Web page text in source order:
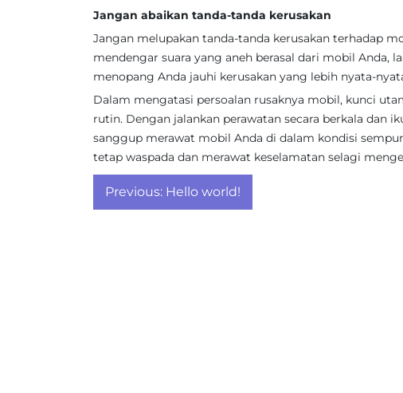
Jangan abaikan tanda-tanda kerusakan
Jangan melupakan tanda-tanda kerusakan terhadap
mendengar suara yang aneh berasal dari mobil Anda,
menopang Anda jauhi kerusakan yang lebih nyata-
Dalam mengatasi persoalan rusaknya mobil, kunci
rutin. Dengan jalankan perawatan secara berkala dan
sanggup merawat mobil Anda di dalam kondisi
tetap waspada dan merawat keselamatan selagi
Post
navigation
Previous: Hello world!